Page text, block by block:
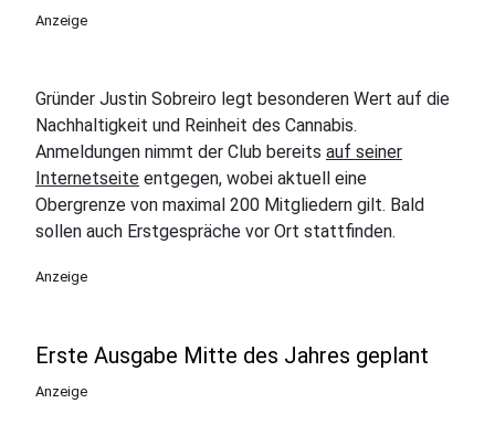
Anzeige
Gründer Justin Sobreiro legt besonderen Wert auf die
Nachhaltigkeit und Reinheit des Cannabis.
Anmeldungen nimmt der Club bereits auf seiner
Internetseite entgegen, wobei aktuell eine
Obergrenze von maximal 200 Mitgliedern gilt. Bald
sollen auch Erstgespräche vor Ort stattfinden.
Anzeige
Erste Ausgabe Mitte des Jahres geplant
Anzeige